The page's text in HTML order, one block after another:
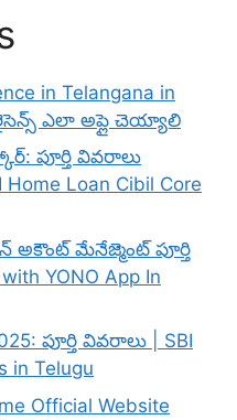
in Telangana in
ఎలా అప్లై చెయ్యాలి
పూర్తి వివరాలు
Loan Cibil Core
మేనేజ్మెంట్ పూర్తి
YONO App In
పూర్తి వివరాలు | SBI
in Telugu
Official Website